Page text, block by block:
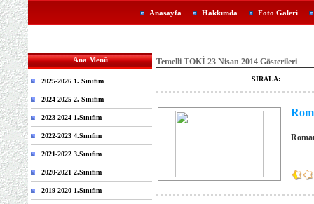
Anasayfa Hakkımda Foto Galeri
Ana Menü
2025-2026 1. Sınıfım
2024-2025 2. Sınıfım
2023-2024 1.Sınıfım
2022-2023 4.Sınıfım
2021-2022 3.Sınıfım
2020-2021 2.Sınıfım
2019-2020 1.Sınıfım
Temelli TOKİ 23 Nisan 2014 Gösterileri
SIRALA: